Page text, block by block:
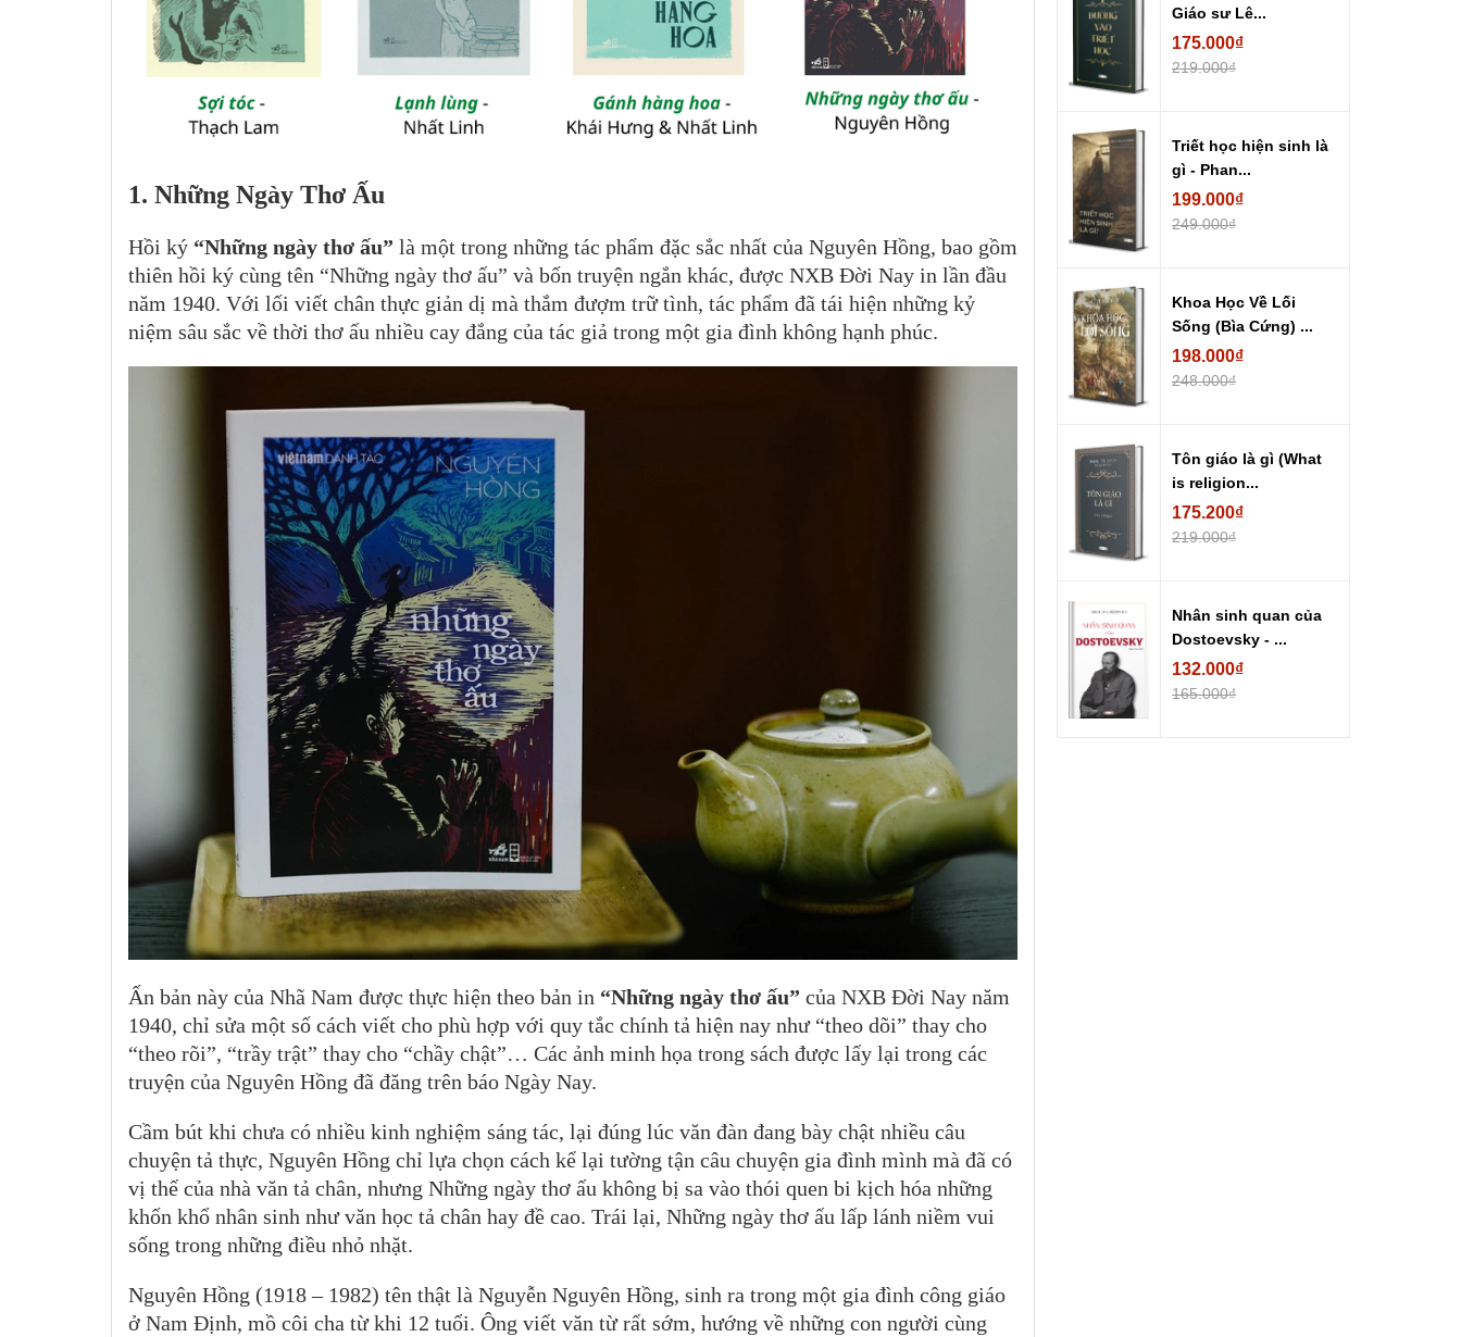
1. Những Ngày Thơ Ấu
Hồi ký “Những ngày thơ ấu” là một trong những tác phẩm đặc sắc nhất của Nguyên Hồng, bao gồm
thiên hồi ký cùng tên “Những ngày thơ ấu” và bốn truyện ngắn khác, được NXB Đời Nay in lần đầu
năm 1940. Với lối viết chân thực giản dị mà thắm đượm trữ tình, tác phẩm đã tái hiện những kỷ
niệm sâu sắc về thời thơ ấu nhiều cay đắng của tác giả trong một gia đình không hạnh phúc.
Ấn bản này của Nhã Nam được thực hiện theo bản in “Những ngày thơ ấu” của NXB Đời Nay năm
1940, chỉ sửa một số cách viết cho phù hợp với quy tắc chính tả hiện nay như “theo dõi” thay cho
“theo rõi”, “trầy trật” thay cho “chầy chật”… Các ảnh minh họa trong sách được lấy lại trong các
truyện của Nguyên Hồng đã đăng trên báo Ngày Nay.
Cầm bút khi chưa có nhiều kinh nghiệm sáng tác, lại đúng lúc văn đàn đang bày chật nhiều câu
chuyện tả thực, Nguyên Hồng chỉ lựa chọn cách kể lại tường tận câu chuyện gia đình mình mà đã có
vị thế của nhà văn tả chân, nhưng Những ngày thơ ấu không bị sa vào thói quen bi kịch hóa những
khốn khổ nhân sinh như văn học tả chân hay đề cao. Trái lại, Những ngày thơ ấu lấp lánh niềm vui
sống trong những điều nhỏ nhặt.
Nguyên Hồng (1918 – 1982) tên thật là Nguyễn Nguyên Hồng, sinh ra trong một gia đình công giáo
ở Nam Định, mồ côi cha từ khi 12 tuổi. Ông viết văn từ rất sớm, hướng về những con người cùng
Giáo sư Lê...
175.000₫
219.000₫
Triết học hiện sinh là
gì - Phan...
199.000₫
249.000₫
Khoa Học Về Lối
Sống (Bìa Cứng) ...
198.000₫
248.000₫
Tôn giáo là gì (What
is religion...
175.200₫
219.000₫
Nhân sinh quan của
Dostoevsky - ...
132.000₫
165.000₫